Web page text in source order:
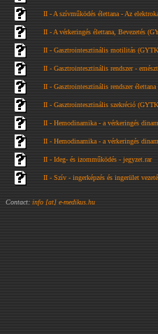
II - A szívműködés élettana - Az
II - A vérkeringés élettana, Bevezetés
II - Gasztrointesztinális motilitás
II - Gasztrointesztinális rendszer -
II - Gasztrointesztinális rendszer
II - Gasztrointesztinális szekréció
II - Hemodinamika - a vérkeringés
II - Hemodinamika - a vérkeringés
II - Ideg- és izomműködés - jegyzet.rar
II - Szív - ingerképzés és ingerület
Contact: info [at] e-medikus.hu